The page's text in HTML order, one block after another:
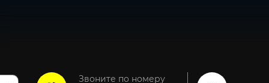
Звоните по номеру